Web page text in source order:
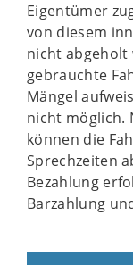
Eigentümer
von diesem
nicht abgeholt
gebrauchte
Mängel
nicht möglich.
können die
Sprechzeiten
Bezahlung
Barzahlung